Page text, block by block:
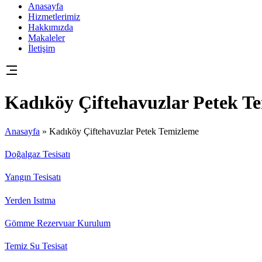
Anasayfa
Hizmetlerimiz
Hakkımızda
Makaleler
İletişim
Kadıköy Çiftehavuzlar Petek
Anasayfa » Kadıköy Çiftehavuzlar Petek Temizleme
Doğalgaz Tesisatı
Yangın Tesisatı
Yerden Isıtma
Gömme Rezervuar Kurulum
Temiz Su Tesisat